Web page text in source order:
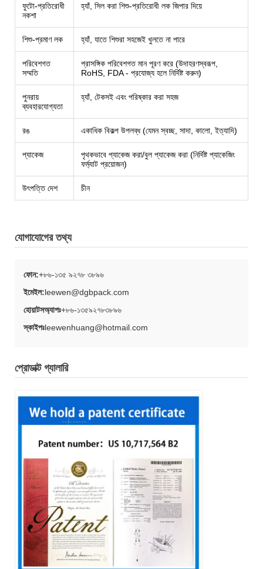
ফুটো-প্রতিরোধী
নকশা
হ্যাঁ, সিল করা শিশু-প্রতিরোধী লক জিপার দিয়ে
শিশু-প্রমাণ লক হ্যাঁ, যাতে শিশুরা সহজেই খুলতে না পারে
পরিবেশগত
সম্মতি
প্রাসঙ্গিক পরিবেশগত মান পূরণ করে (উদাহরণস্বরূপ,
RoHS, FDA - প্রযোজ্য হলে নির্দিষ্ট করুন)
পুনরায়
ব্যবহারযোগ্যতা
হ্যাঁ, টেকসই এবং পরিষ্কার করা সহজ
রঙ একাধিক বিকল্প উপলব্ধ (যেমন স্বচ্ছ, সাদা, কালো, ইত্যাদি)
প্যাকেজ
পৃথকভাবে প্যাকেজ করা/বুল প্যাকেজ করা (নির্দিষ্ট প্যাকেজিং
ফর্ম্যাট প্রয়োজন)
উৎপত্তি দেশ চীন
যোগাযোগের তথ্য
ফোন:+৮৬-১৩৫ ৯২৭৮ ৩৮৯৬
ইমেইল:leewen@dgbpack.com
হোয়াটসঅ্যাপঃ+৮৬-১৩৫৯২৭৮৩৮৯৬
স্কাইপঃleewenhuang@hotmail.com
প্রোডাক্ট গ্যালারি